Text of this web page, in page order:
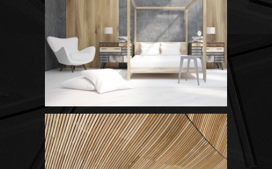
Scandinavian Simplicity